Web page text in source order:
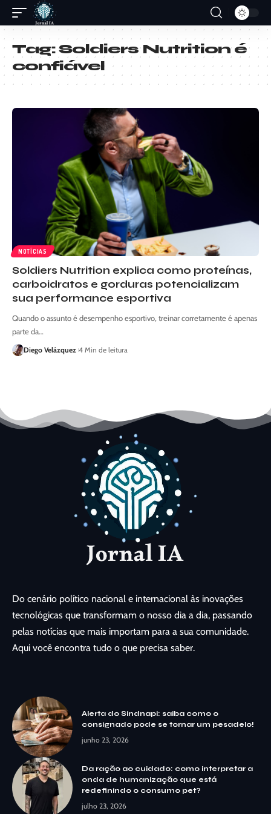
Tag:Soldiers Nutrition é
confiável
NOTÍCIAS
Soldiers Nutrition explica como proteínas,
carboidratos e gorduras potencializam
sua performance esportiva
Quando o assunto é desempenho esportivo, treinar corretamente é apenas
parte da…
Diego Velázquez 4 Min de leitura
Do cenário político nacional e internacional às inovações
tecnológicas que transformam o nosso dia a dia, passando
pelas notícias que mais importam para a sua comunidade.
Aqui você encontra tudo o que precisa saber.
Alerta do Sindnapi: saiba como o
consignado pode se tornar um pesadelo!
junho 23, 2026
Da ração ao cuidado: como interpretar a
onda de humanização que está
redefinindo o consumo pet?
julho 23, 2026